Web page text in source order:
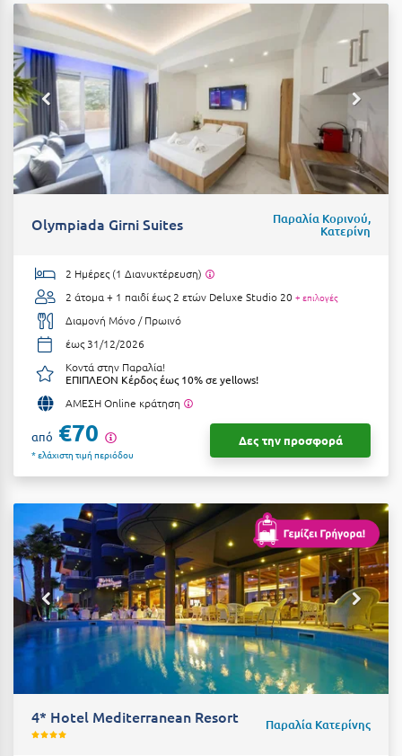
Λίμνη Πλαστήρα
Λιτόχωρο
Λουτρά Πόζαρ
Λουτρά Υπάτης
Λουτράκι
Λούτσα
Μάνη
Μαραθώνας Αττικής
Μαρώνεια
Μεθώνη
Μεσολόγγι
Μεσσηνία
Μετέωρα
Μέτσοβο
Μήλος
Μονεμβασιά
Μουζάκι
Μπαλί Κρήτης
Μπάνσκο
Μπούκα Μεσσηνίας
Olympiada Girni Suites Παραλία Κορινού,
Κατερίνη
2 Ημέρες (1 Διανυκτέρευση)
2 άτομα + 1 παιδί έως 2 ετών Deluxe Studio 20 + επιλογές
Διαμονή Μόνο / Πρωινό
έως 31/12/2026
Κοντά στην Παραλία!
ΕΠΙΠΛΕΟΝ Κέρδος έως 10% σε yellows!
ΑΜΕΣΗ Online κράτηση
από €70
* ελάχιστη τιμή περιόδου
Δες την προσφορά
4* Hotel Mediterranean Resort Παραλία Κατερίνης